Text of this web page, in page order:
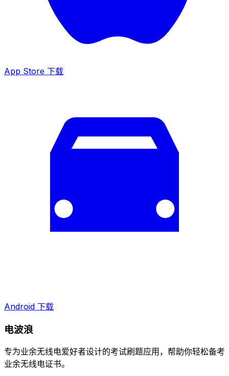
App Store 下载
Android 下载
电波浪
专为业余无线电爱好者设计的考试刷题应用，帮助你轻松备考
业余无线电证书。